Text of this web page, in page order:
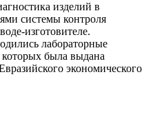
изделий в
системы контроля
изготовителе.
лабораторные
была выдана
экономического